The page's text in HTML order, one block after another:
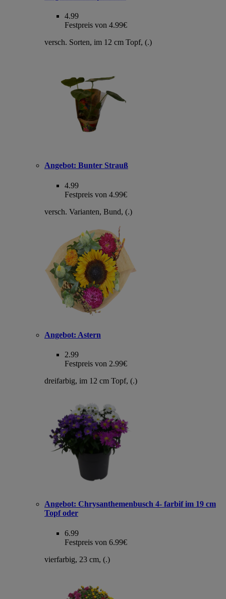
4.99
Festpreis von 4.99€
versch. Sorten, im 12 cm Topf, (.)
Angebot: Bunter Strauß
4.99
Festpreis von 4.99€
versch. Varianten, Bund, (.)
Angebot: Astern
2.99
Festpreis von 2.99€
dreifarbig, im 12 cm Topf, (.)
Angebot: Chrysanthemenbusch 4- farbif im 19 cm
Topf oder
6.99
Festpreis von 6.99€
vierfarbig, 23 cm, (.)